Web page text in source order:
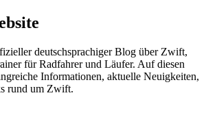
deutschsprachiger Blog über Zwift,
für Radfahrer und Läufer. Auf diesen
Informationen, aktuelle Neuigkeiten,
rund um Zwift.